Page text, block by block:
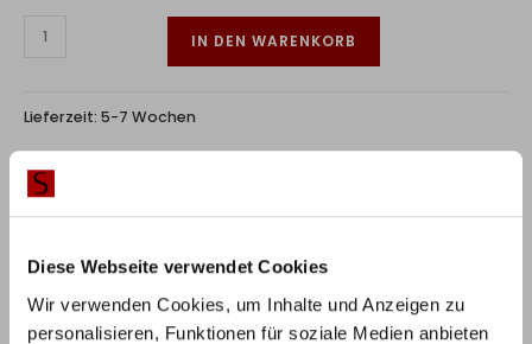
Diese Webseite verwendet Cookies
Wir verwenden Cookies, um Inhalte und Anzeigen zu
personalisieren, Funktionen für soziale Medien anbieten
IN DEN WARENKORB
Lieferzeit: 5-7 Wochen
10%